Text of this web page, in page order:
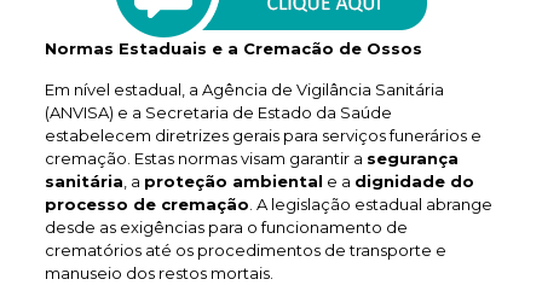
Normas Estaduais e a Cremacão de Ossos
Em nível estadual, a Agência de Vigilância Sanitária
(ANVISA) e a Secretaria de Estado da Saúde
estabelecem diretrizes gerais para serviços funerários e
cremação. Estas normas visam garantir a segurança
sanitária , a proteção ambiental e a dignidade do
processo de cremação . A legislação estadual abrange
desde as exigências para o funcionamento de
crematórios até os procedimentos de transporte e
manuseio dos restos mortais.